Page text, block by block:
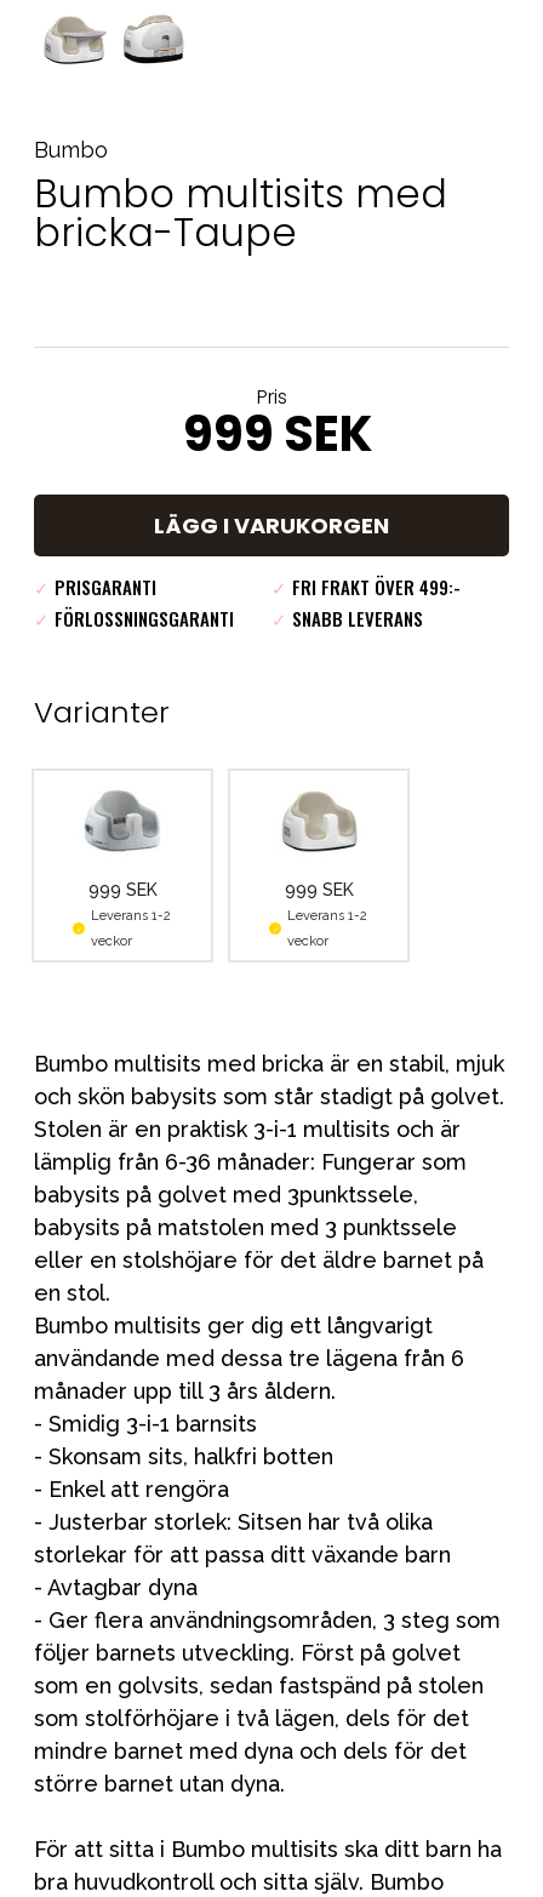
Bumbo
Bumbo multisits med
bricka-Taupe
Pris
999 SEK
LÄGG I VARUKORGEN
✓ PRISGARANTI ✓ FRI FRAKT ÖVER 499:-
✓ FÖRLOSSNINGSGARANTI ✓ SNABB LEVERANS
Varianter
999 SEK
Leverans 1-2
veckor
999 SEK
Leverans 1-2
veckor
Bumbo multisits med bricka är en stabil, mjuk
och skön babysits som står stadigt på golvet.
Stolen är en praktisk 3-i-1 multisits och är
lämplig från 6-36 månader: Fungerar som
babysits på golvet med 3punktssele,
babysits på matstolen med 3 punktssele
eller en stolshöjare för det äldre barnet på
en stol.
Bumbo multisits ger dig ett långvarigt
användande med dessa tre lägena från 6
månader upp till 3 års åldern.
- Smidig 3-i-1 barnsits
- Skonsam sits, halkfri botten
- Enkel att rengöra
- Justerbar storlek: Sitsen har två olika
storlekar för att passa ditt växande barn
- Avtagbar dyna
- Ger flera användningsområden, 3 steg som
följer barnets utveckling. Först på golvet
som en golvsits, sedan fastspänd på stolen
som stolförhöjare i två lägen, dels för det
mindre barnet med dyna och dels för det
större barnet utan dyna.
För att sitta i Bumbo multisits ska ditt barn ha
bra huvudkontroll och sitta själv. Bumbo
Kontakta oss